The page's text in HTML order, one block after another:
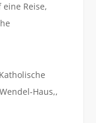
Reise,
Haus,,